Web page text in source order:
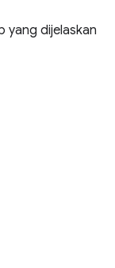
yang dijelaskan